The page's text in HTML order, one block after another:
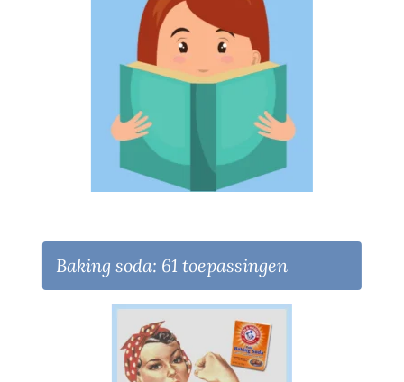
Baking soda: 61 toepassingen